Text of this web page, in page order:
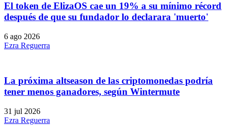
El token de ElizaOS cae un 19% a su mínimo récord
después de que su fundador lo declarara 'muerto'
6 ago 2026
Ezra Reguerra
La próxima altseason de las criptomonedas podría
tener menos ganadores, según Wintermute
31 jul 2026
Ezra Reguerra